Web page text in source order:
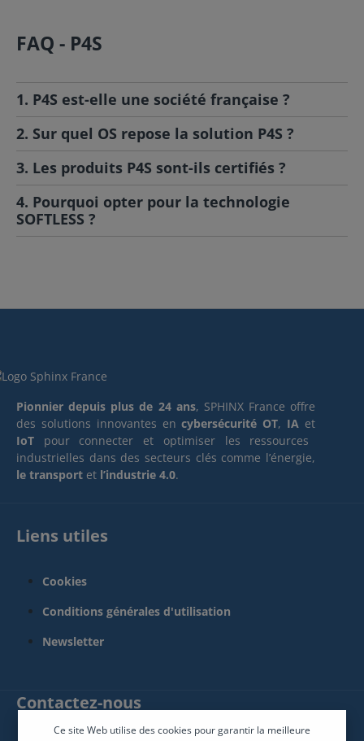
FAQ - P4S
1. P4S est-elle une société française ?
2. Sur quel OS repose la solution P4S ?
3. Les produits P4S sont-ils certifiés ?
4. Pourquoi opter pour la technologie
SOFTLESS ?
Pionnier depuis plus de 24 ans, SPHINX France offre
des solutions innovantes encybersécurité OT, IA et
IoT pour connecter et optimiser les ressources
industrielles dans des secteurs clés comme l’énergie,
le transport et l’industrie 4.0.
Liens utiles
Cookies
Conditions générales d'utilisation
Newsletter
Contactez-nous
Ce site Web utilise des cookies pour garantir la meilleure